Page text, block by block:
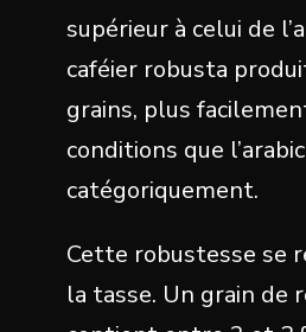
supérieur à celui de
caféier robusta
grains, plus
conditions que
catégoriquement.
Cette robustesse se
la tasse. Un grain de